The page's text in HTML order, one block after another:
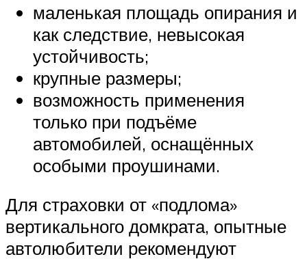
маленькая площадь опирания и
как следствие, невысокая
устойчивость;
крупные размеры;
возможность применения
только при подъёме
автомобилей, оснащённых
особыми проушинами.
Для страховки от «подлома»
вертикального домкрата, опытные
автолюбители рекомендуют